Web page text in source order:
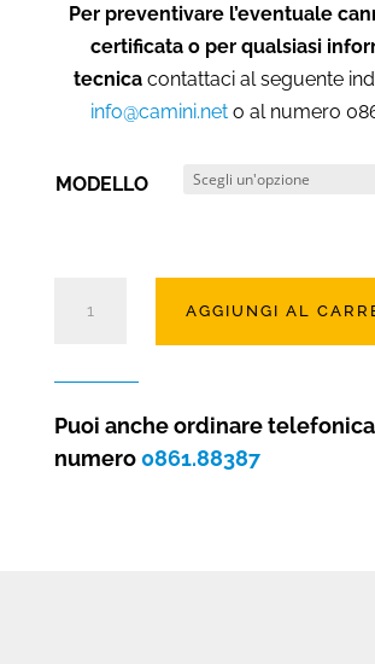
Per preventivare l’eventuale
certificata o per qualsiasi
tecnicacontattaci al seguente
info@camini.neto al numero
MODELLO
stelle
Laga
AGGIUNGI AL
Puoi anche ordinare
numero 0861.88387